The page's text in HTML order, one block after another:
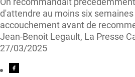
d'attendre au moins six
accouchement avant de
Jean-Benoit Legault, La Presse
27/03/2025